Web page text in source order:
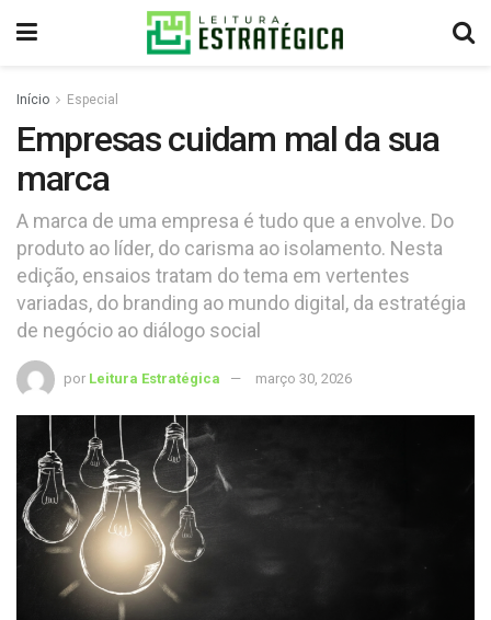
Início Especial
Empresas cuidam mal da sua
marca
A marca de uma empresa é tudo que a envolve. Do
produto ao líder, do carisma ao isolamento. Nesta
edição, ensaios tratam do tema em vertentes
variadas, do branding ao mundo digital, da estratégia
de negócio ao diálogo social
por Leitura Estratégica março 30, 2026